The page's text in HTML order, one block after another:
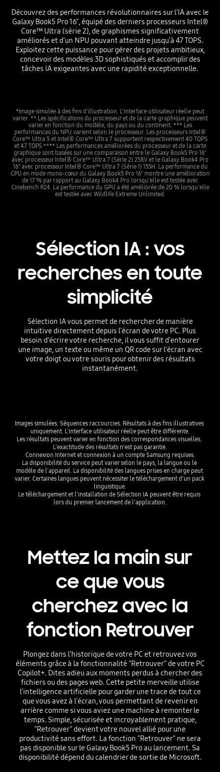
Découvrez des performances révolutionnaires sur l'IA avec le
Galaxy Book5 Pro 16", équipé des derniers processeurs Intel®
Core™ Ultra (série 2), de graphismes significativement
améliorés et d'un NPU pouvant atteindre jusqu'à 47 TOPS.
Exploitez cette puissance pour gérer des projets ambitieux,
concevoir des modèles 3D sophistiqués et accomplir des
tâches IA exigeantes avec une rapidité exceptionnelle.
*Image simulée à des fins d'illustration. L'interface utilisateur réelle peut
varier. ** Les spécifications du processeur et de la carte graphique peuvent
varier en fonction du modèle, du pays ou du continent. *** Les
performances du NPU varient selon le processeur. Les processeurs Intel®
Core™ Ultra 5 et Intel® Core™ Ultra 7 supportent respectivement 40 TOPS
et 47 TOPS.**** Les performances améliorées du processeur et de la carte
graphique sont basées sur une comparaison entre le Galaxy Book5 Pro 16"
avec processeur Intel® Core™ Ultra 7 (Série 2) 258V et le Galaxy Book4 Pro
16" avec processeur Intel® Core™ Ultra 7 (Série 1) 155H. La performance du
CPU en mode mono-cœur du Galaxy Book5 Pro 16" montre une amélioration
de 17 % par rapport au Galaxy Book4 Pro lorsqu'elle est testée avec
Cinebench R24. La performance du GPU a été améliorée de 20 % lorsqu'elle
est testée avec Wildlife Extreme Unlimited.
Sélection IA : vos
recherches en toute
simplicité
Sélection IA vous permet de rechercher de manière
intuitive directement depuis l'écran de votre PC. Plus
besoin d'écrire votre recherche, il vous suffit d'entourer
une image, un texte ou même un QR code sur l'écran avec
votre doigt ou votre souris pour obtenir des résultats
instantanément.
Images simulées. Séquences raccourcies. Résultats à des fins illustratives
uniquement. L'interface utilisateur réelle peut être différente.
Les résultats peuvent varier en fonction des correspondances visuelles.
L'exactitude des résultats n'est pas garantie.
Connexion Internet et connexion à un compte Samsung requises.
La disponibilité du service peut varier selon le pays, la langue ou le
modèle de l'appareil. La disponibilité des langues prises en charge peut
varier. Certaines langues peuvent nécessiter le téléchargement d'un pack
linguistique.
Le téléchargement et l'installation de Sélection IA peuvent être requis
lors du premier lancement de l'application.
Mettez la main sur
ce que vous
cherchez avec la
fonction Retrouver
Plongez dans l'historique de votre PC et retrouvez vos
éléments grâce à la fonctionnalité "Retrouver" de votre PC
Copilot+. Dites adieu aux moments perdus à chercher des
fichiers ou des pages web. Cette petite merveille utilise
l'intelligence artificielle pour garder une trace de tout ce
que vous avez à l'écran, vous permettant de revenir en
arrière comme si vous aviez une machine à remonter le
temps. Simple, sécurisée et incroyablement pratique,
"Retrouver" devient votre nouvel allié pour une
productivité sans effort. La fonction "Retrouver" ne sera
pas disponible sur le Galaxy Book5 Pro au lancement. Sa
disponibilité dépend du calendrier de sortie de Microsoft.